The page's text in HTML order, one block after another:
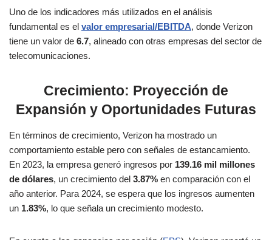
Uno de los indicadores más utilizados en el análisis
fundamental es el valor empresarial/EBITDA, donde Verizon
tiene un valor de 6.7, alineado con otras empresas del sector de
telecomunicaciones​.
Crecimiento: Proyección de
Expansión y Oportunidades Futuras
En términos de crecimiento, Verizon ha mostrado un
comportamiento estable pero con señales de estancamiento.
En 2023, la empresa generó ingresos por 139.16 mil millones
de dólares, un crecimiento del 3.87% en comparación con el
año anterior. Para 2024, se espera que los ingresos aumenten
un 1.83%, lo que señala un crecimiento modesto​.